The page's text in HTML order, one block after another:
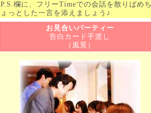
P.S.欄に、フリーTimeでの会話を散りばめち
ょっとした一言を添えましょう♪
お見合いパーティー
告白カード手渡し
（風景）